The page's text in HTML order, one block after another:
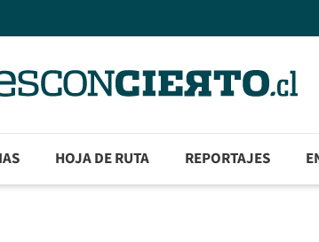
HOJA DE RUTA REPORTAJES